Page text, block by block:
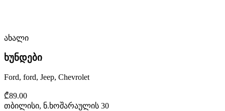
ახალი
ხუნდები
Ford, ford, Jeep, Chevrolet
₾89.00
თბილისი, ნ.ხოშარაულის 30